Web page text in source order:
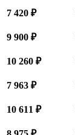
7 420 ₽
9 900 ₽
10 260 ₽
7 963 ₽
10 611 ₽